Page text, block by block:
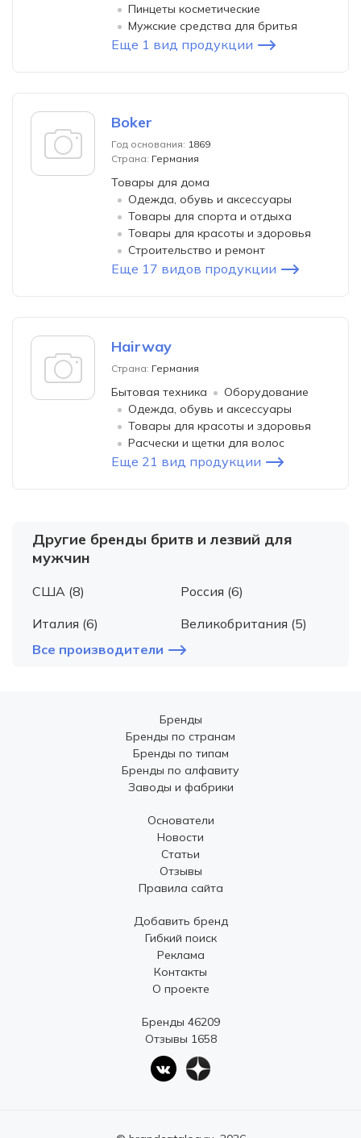
Пинцеты косметические
Мужские средства для бритья
Еще 1 вид продукции
Boker
Год основания: 1869
Страна: Германия
Товары для дома
Одежда, обувь и аксессуары
Товары для спорта и отдыха
Товары для красоты и здоровья
Строительство и ремонт
Еще 17 видов продукции
Hairway
Страна: Германия
Бытовая техника
Оборудование
Одежда, обувь и аксессуары
Товары для красоты и здоровья
Расчески и щетки для волос
Еще 21 вид продукции
Другие бренды бритв и лезвий для
мужчин
США (8)
Россия (6)
Италия (6)
Великобритания (5)
Все производители
Бренды
Бренды по странам
Бренды по типам
Бренды по алфавиту
Заводы и фабрики
Основатели
Новости
Статьи
Отзывы
Правила сайта
Добавить бренд
Гибкий поиск
Реклама
Контакты
О проекте
Бренды 46209
Отзывы 1658